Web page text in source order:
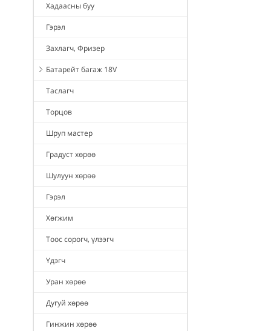
Хадаасны буу
Гэрэл
Захлагч, Фризер
Батарейт багаж 18V
Таслагч
Торцов
Шруп мастер
Градуст хөрөө
Шулуун хөрөө
Гэрэл
Хөгжим
Тоос сорогч, үлээгч
Үдэгч
Уран хөрөө
Дугуй хөрөө
Гинжин хөрөө